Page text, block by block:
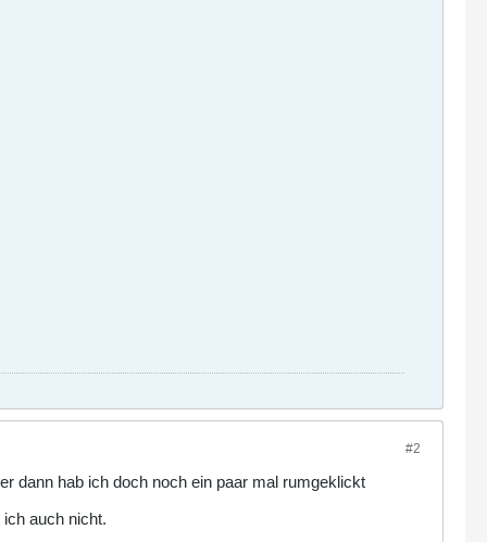
#2
dann hab ich doch noch ein paar mal rumgeklickt
auch nicht.